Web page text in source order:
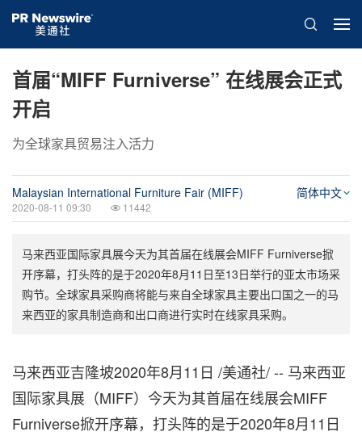
首届“MIFF Furniverse” 在线展会正式
开启
为全球家具贸易注入活力
Malaysian International Furniture Fair (MIFF)
2020-08-11 09:30 11442
简体中文
马来西亚国际家具展今天为其首届在线展会MIFF Furniverse掀
开序幕，打头阵的是于2020年8月11日至13日举行的亚太市场采
购节。全球家具采购商将能与来自全球家具主要出口国之一的马
来西亚的家具制造商和出口商进行实时在线家具采购。
马来西亚吉隆坡2020年8月11日 /美通社/ -- 马来西亚
国际家具展（MIFF）今天为其首届在线展会MIFF
Furniverse掀开序幕，打头阵的是于2020年8月11日